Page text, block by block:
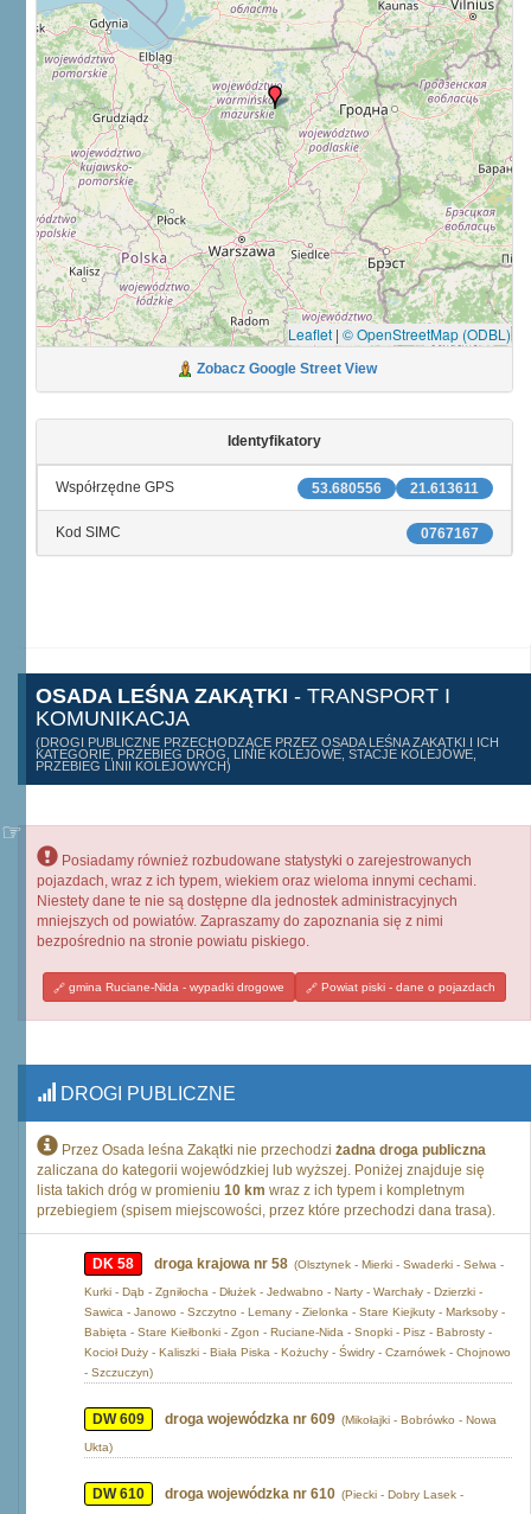
Leaflet | © OpenStreetMap (ODBL)
Zobacz Google Street View
Identyfikatory
21.613611
53.680556
Współrzędne GPS
0767167
Kod SIMC
OSADA LEŚNA ZAKĄTKI - TRANSPORT I
KOMUNIKACJA
(DROGI PUBLICZNE PRZECHODZĄCE PRZEZ OSADA LEŚNA ZAKĄTKI I ICH
KATEGORIE, PRZEBIEG DRÓG, LINIE KOLEJOWE, STACJE KOLEJOWE,
PRZEBIEG LINII KOLEJOWYCH)
Posiadamy również rozbudowane statystyki o zarejestrowanych
pojazdach, wraz z ich typem, wiekiem oraz wieloma innymi cechami.
Niestety dane te nie są dostępne dla jednostek administracyjnych
mniejszych od powiatów. Zapraszamy do zapoznania się z nimi
bezpośrednio na stronie powiatu piskiego.
gmina Ruciane-Nida - wypadki drogowe Powiat piski - dane o pojazdach
DROGI PUBLICZNE
Przez Osada leśna Zakątki nie przechodzi żadna droga publiczna
zaliczana do kategorii wojewódzkiej lub wyższej. Poniżej znajduje się
lista takich dróg w promieniu 10 km wraz z ich typem i kompletnym
przebiegiem (spisem miejscowości, przez które przechodzi dana trasa).
DK 58 droga krajowa nr 58 (Olsztynek - Mierki - Swaderki - Selwa -
Kurki - Dąb - Zgniłocha - Dłużek - Jedwabno - Narty - Warchały - Dzierzki -
Sawica - Janowo - Szczytno - Lemany - Zielonka - Stare Kiejkuty - Marksoby -
Babięta - Stare Kiełbonki - Zgon - Ruciane-Nida - Snopki - Pisz - Babrosty -
Kocioł Duży - Kaliszki - Biała Piska - Kożuchy - Świdry - Czarnówek - Chojnowo
- Szczuczyn)
DW 609 droga wojewódzka nr 609 (Mikołajki - Bobrówko - Nowa
Ukta)
DW 610 droga wojewódzka nr 610 (Piecki - Dobry Lasek -